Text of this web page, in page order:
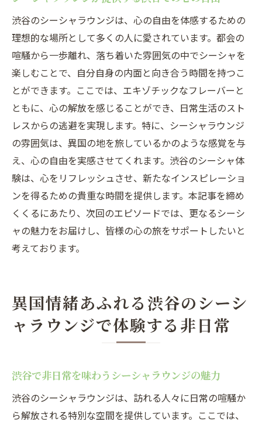
渋谷のシーシャラウンジは、心の自由を体感するための
理想的な場所として多くの人に愛されています。都会の
喧騒から一歩離れ、落ち着いた雰囲気の中でシーシャを
楽しむことで、自分自身の内面と向き合う時間を持つこ
とができます。ここでは、エキゾチックなフレーバーと
ともに、心の解放を感じることができ、日常生活のスト
レスからの逃避を実現します。特に、シーシャラウンジ
の雰囲気は、異国の地を旅しているかのような感覚を与
え、心の自由を実感させてくれます。渋谷のシーシャ体
験は、心をリフレッシュさせ、新たなインスピレーショ
ンを得るための貴重な時間を提供します。本記事を締め
くくるにあたり、次回のエピソードでは、更なるシーシ
ャの魅力をお届けし、皆様の心の旅をサポートしたいと
考えております。
異国情緒あふれる渋谷のシーシ
ャラウンジで体験する非日常
渋谷で非日常を味わうシーシャラウンジの魅力
渋谷のシーシャラウンジは、訪れる人々に日常の喧騒か
ら解放される特別な空間を提供しています。ここでは、